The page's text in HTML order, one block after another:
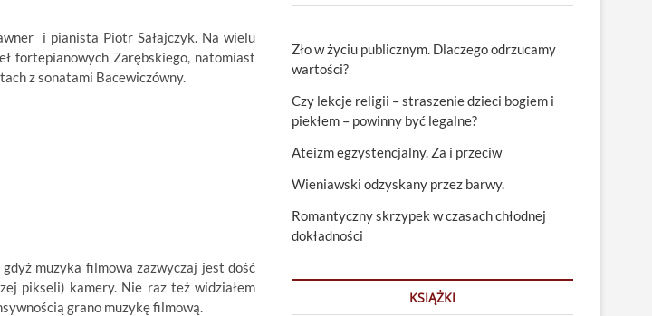
i pianista Piotr Sałajczyk. Na wielu
fortepianowych Zarębskiego, natomiast
z sonatami Bacewiczówny.
muzyka filmowa zazwyczaj jest dość
pikseli) kamery. Nie raz też widziałem
grano muzykę filmową.
Zło w życiu publicznym. Dlaczego odrzucamy
wartości?
Czy lekcje religii – straszenie dzieci bogiem i
piekłem – powinny być legalne?
Ateizm egzystencjalny. Za i przeciw
Wieniawski odzyskany przez barwy.
Romantyczny skrzypek w czasach chłodnej
dokładności
KSIĄŻKI